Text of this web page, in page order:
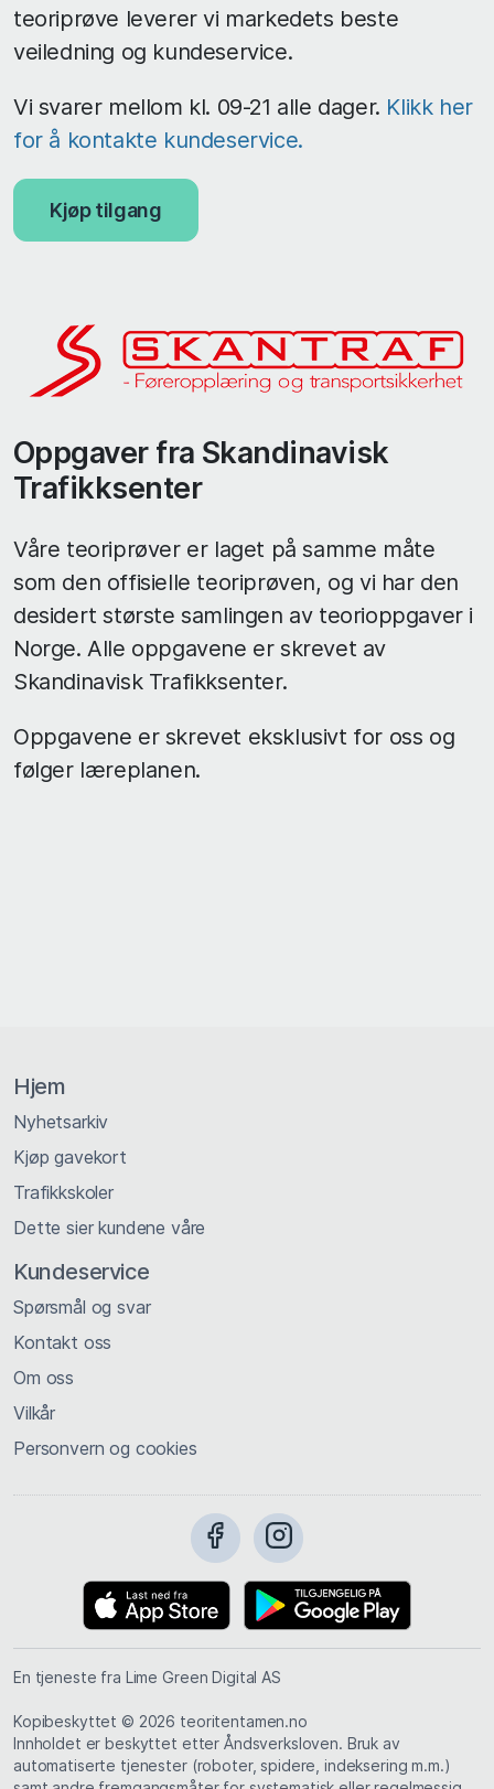
teoriprøve leverer vi markedets beste
veiledning og kundeservice.
Vi svarer mellom kl. 09-21 alle dager. Klikk her
for å kontakte kundeservice.
Kjøp tilgang
Oppgaver fra Skandinavisk
Trafikksenter
Våre teoriprøver er laget på samme måte
som den offisielle teoriprøven, og vi har den
desidert største samlingen av teorioppgaver i
Norge. Alle oppgavene er skrevet av
Skandinavisk Trafikksenter.
Oppgavene er skrevet eksklusivt for oss og
følger læreplanen.
Hjem
Nyhetsarkiv
Kjøp gavekort
Trafikkskoler
Dette sier kundene våre
Kundeservice
Spørsmål og svar
Kontakt oss
Om oss
Vilkår
Personvern og cookies
En tjeneste fra Lime Green Digital AS
Kopibeskyttet © 2026 teoritentamen.no
Innholdet er beskyttet etter Åndsverksloven. Bruk av
automatiserte tjenester (roboter, spidere, indeksering m.m.)